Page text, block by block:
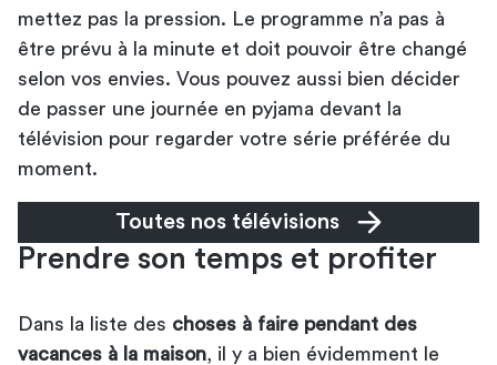
mettez pas la pression. Le programme n’a pas à
être prévu à la minute et doit pouvoir être changé
selon vos envies. Vous pouvez aussi bien décider
de passer une journée en pyjama devant la
télévision pour regarder votre série préférée du
moment.
Toutes nos télévisions
Prendre son temps et profiter
Dans la liste des choses à faire pendant des
vacances à la maison , il y a bien évidemment le